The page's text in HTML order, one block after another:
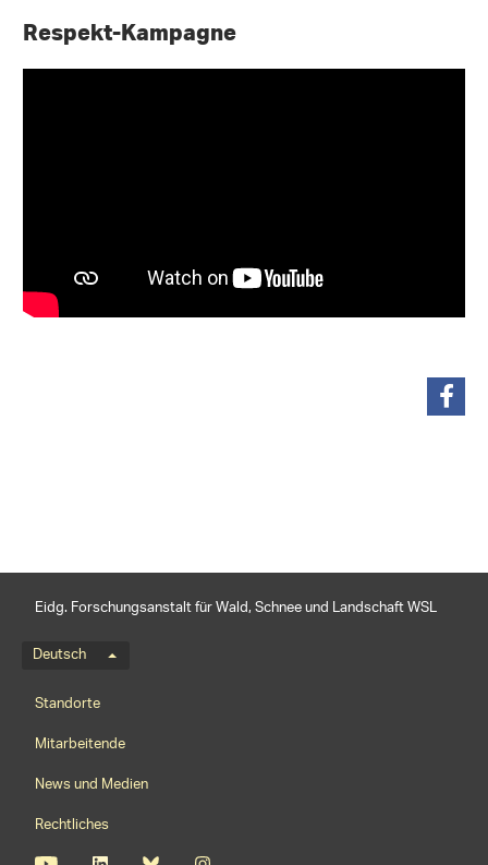
Respekt-Kampagne
Eidg. Forschungsanstalt für Wald, Schnee und Landschaft WSL
Sprachmenü
Deutsch
Footernavigation
Standorte
Mitarbeitende
News und Medien
Rechtliches